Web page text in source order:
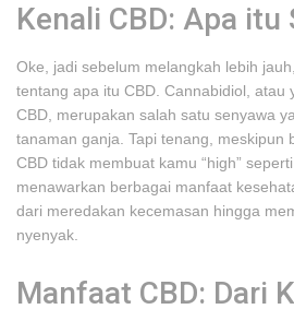
Kenali CBD: Apa itu
Oke, jadi sebelum melangkah lebih
tentang apa itu CBD. Cannabidiol, atau
CBD, merupakan salah satu senyawa
tanaman ganja. Tapi tenang, meskipun
CBD tidak membuat kamu “high”
menawarkan berbagai manfaat
dari meredakan kecemasan hingga
nyenyak.
Manfaat CBD: Dari